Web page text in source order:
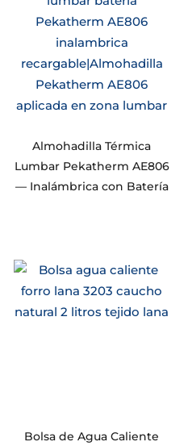
Almohadilla Térmica
Lumbar Pekatherm AE806
— Inalámbrica con Batería
Bolsa de Agua Caliente